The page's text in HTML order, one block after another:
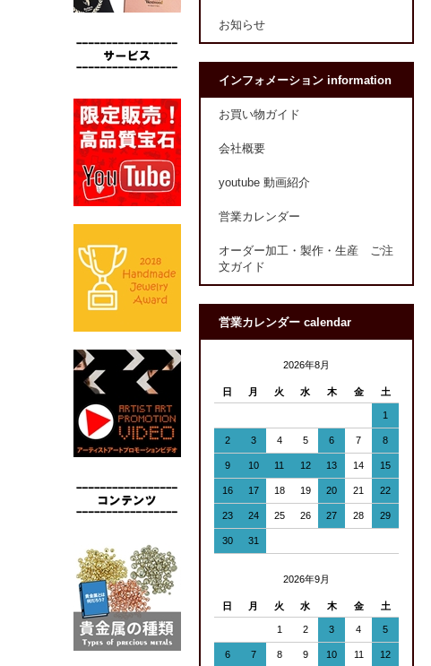
お知らせ
インフォメーション information
お買い物ガイド
会社概要
youtube 動画紹介
営業カレンダー
オーダー加工・製作・生産 ご注
文ガイド
営業カレンダー calendar
2026年8月
日 月 火 水 木 金 土
1
2 3 4 5 6 7 8
9 10 11 12 13 14 15
16 17 18 19 20 21 22
23 24 25 26 27 28 29
30 31
2026年9月
日 月 火 水 木 金 土
1 2 3 4 5
6 7 8 9 10 11 12